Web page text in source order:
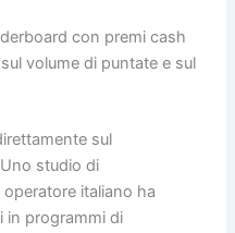
con premi cash
volume di puntate e sul
sul
studio di
italiano ha
in programmi di